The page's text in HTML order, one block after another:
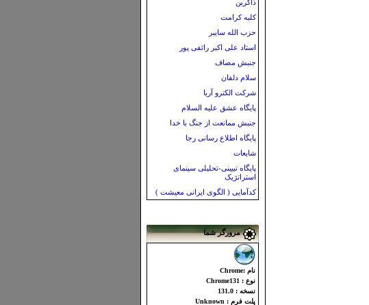
ذاکرین
کلبه کرامت
حزب الله سایبر
استاد علی اکبر رائفی پور
جنبش مصاف
سلام دلفان
شرکت الکترو آریا
پایگاه عشق علیه السلام
جنبش ممانعت از جنگ با خدا
پایگاه اطلاع رسانی رجا
شایعات
پایگاه تبیینی-تحلیلی سینمای
استراتژیک
کدآمایی ( الگوی ایرانی معیشت )
مرورگر شما
نام :Chrome
نوع : Chrome131
نسخه : 131.0
پلت فرم : Unknown